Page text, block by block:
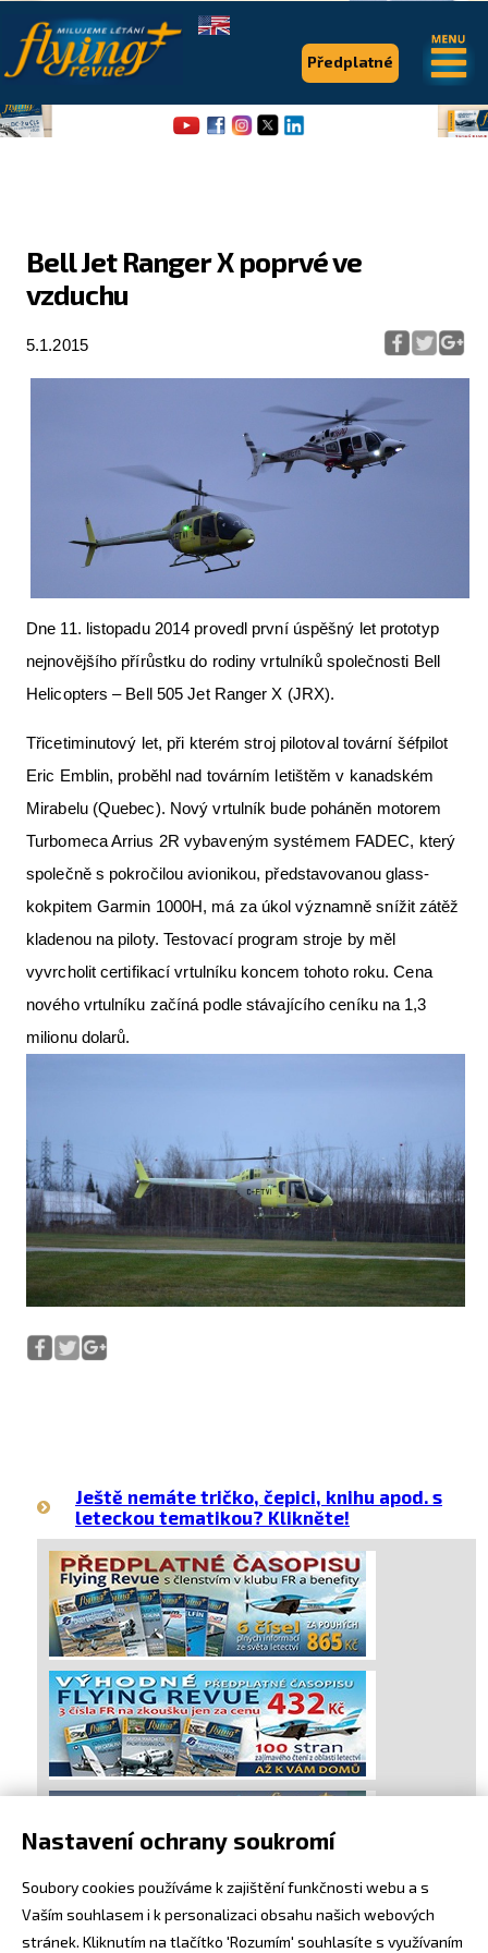
Bell Jet Ranger X poprvé ve
vzduchu
5.1.2015
Dne 11. listopadu 2014 provedl první úspěšný let prototyp
nejnovějšího přírůstku do rodiny vrtulníků společnosti Bell
Helicopters – Bell 505 Jet Ranger X (JRX).
Třicetiminutový let, při kterém stroj pilotoval tovární šéfpilot
Eric Emblin, proběhl nad továrním letištěm v kanadském
Mirabelu (Quebec). Nový vrtulník bude poháněn motorem
Turbomeca Arrius 2R vybaveným systémem FADEC, který
společně s pokročilou avionikou, představovanou glass-
kokpitem Garmin 1000H, má za úkol významně snížit zátěž
kladenou na piloty. Testovací program stroje by měl
vyvrcholit certifikací vrtulníku koncem tohoto roku. Cena
nového vrtulníku začíná podle stávajícího ceníku na 1,3
milionu dolarů.
Ještě nemáte tričko, čepici, knihu apod. s
leteckou tematikou? Klikněte!
Předplatné
.
Expedice
Série & speciály
Letecká videa
Aktuální FR + archiv
Letecká muzea
VFR Communication app
The SAFE Guide app
Inzerujte s námi
E-SHOP
Nastavení ochrany soukromí
Soubory cookies používáme k zajištění funkčnosti webu a s
Vaším souhlasem i k personalizaci obsahu našich webových
stránek. Kliknutím na tlačítko 'Rozumím' souhlasíte s využívaním